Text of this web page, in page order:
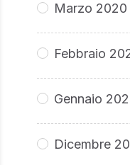
Marzo 2020
Febbraio
Gennaio
Dicembre